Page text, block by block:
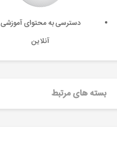
دسترسی به محتوای آموزشی
آنلاین
بسته های مرتبط